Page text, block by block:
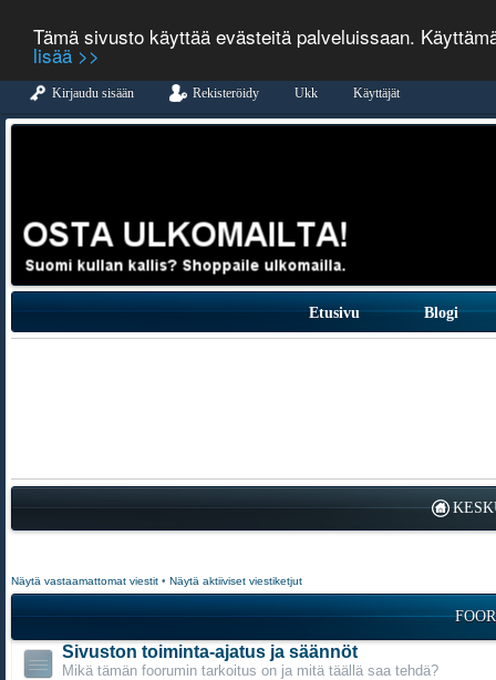
Tämä sivusto käyttää evästeitä palveluissaan.
lisää >>
Kirjaudu sisään Rekisteröidy Ukk Käyttäjät
Etusivu Blogi
Näytä vastaamattomat viestit • Näytä aktiiviset viestiketjut
Sivuston toiminta-ajatus ja säännöt
Mikä tämän foorumin tarkoitus on ja mitä täällä saa tehdä?